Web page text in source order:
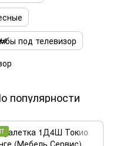
под телевизор
популярности